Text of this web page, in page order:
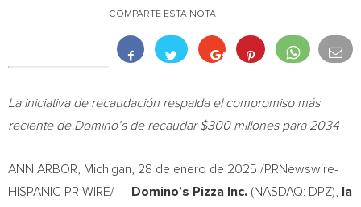
COMPARTE ESTA NOTA
La iniciativa de recaudación respalda el compromiso más
reciente de Domino’s de recaudar$300millones para 2034
ANN ARBOR, Michigan 28 de enero de 2025 /PRNewswire-
HISPANIC PR WIRE/ — Domino’s Pizza Inc. (NASDAQ: DPZ),
la